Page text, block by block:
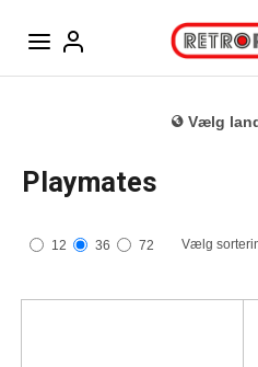
Vælg
Playmates
12 36 72 Vælg